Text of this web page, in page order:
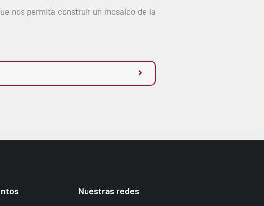
nos permita construir un mosaico de la
Nuestras redes